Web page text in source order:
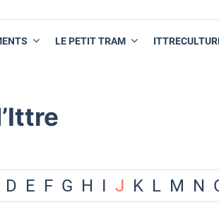
LE PETIT TRAM
D E F G H I J K L M N